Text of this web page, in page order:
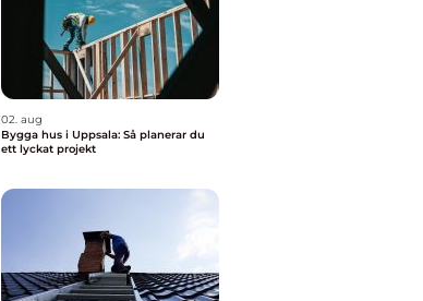
02. aug
Bygga hus i Uppsala: Så planerar du
ett lyckat projekt